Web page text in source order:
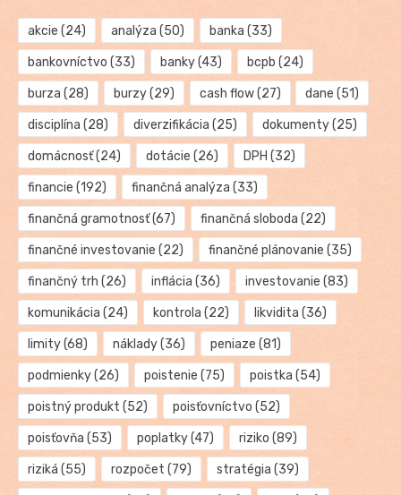
akcie (24) analýza (50) banka (33)
bankovníctvo (33) banky(43) bcpb (24)
burza (28) burzy(29) cash flow(27) dane (51)
disciplína (28) diverzifikácia (25) dokumenty(25)
domácnosť(24) dotácie (26) DPH (32)
financie (192) finančná analýza (33)
finančná gramotnosť(67) finančná sloboda (22)
finančné investovanie (22) finančné plánovanie (35)
finančný trh (26) inflácia (36) investovanie (83)
komunikácia (24) kontrola (22) likvidita (36)
limity(68) náklady(36) peniaze (81)
podmienky(26) poistenie (75) poistka (54)
poistný produkt (52) poisťovníctvo (52)
poisťovňa (53) poplatky(47) riziko (89)
riziká (55) rozpočet (79) stratégia (39)